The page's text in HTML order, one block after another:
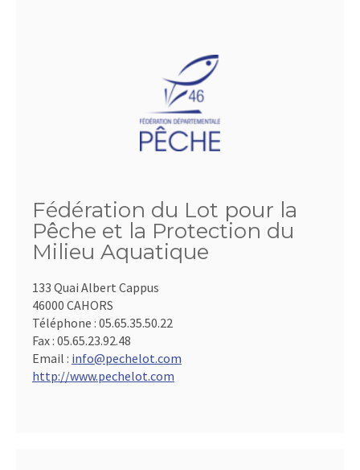
Fédération du Lot pour la
Pêche et la Protection du
Milieu Aquatique
133 Quai Albert Cappus
46000 CAHORS
Téléphone : 05.65.35.50.22
Fax : 05.65.23.92.48
Email : info@pechelot.com
http://www.pechelot.com